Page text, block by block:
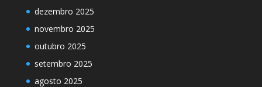
dezembro 2025
novembro 2025
outubro 2025
setembro 2025
agosto 2025